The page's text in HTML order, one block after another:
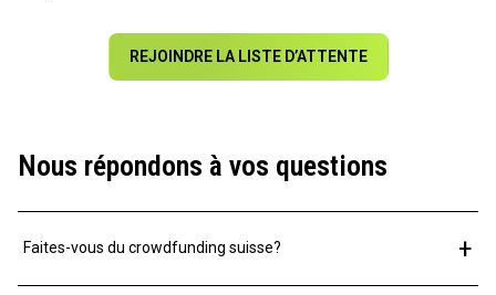
REJOINDRE LA LISTE D’ATTENTE
Nous répondons à vos questions
Faites-vous du crowdfunding suisse? +